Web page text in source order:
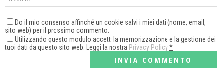
Do il mio consenso affinché un cookie salvi i miei dati (nome, email,
sito web) per il prossimo commento.
Utilizzando questo modulo accetti la memorizzazione e la gestione dei
tuoi dati da questo sito web. Leggi la nostra Privacy Policy*